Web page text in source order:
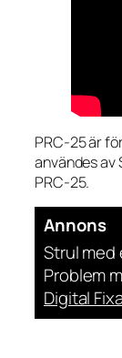
PRC-25 är
användes av
PRC-25.
Annons
Strul med
Problem
Digital